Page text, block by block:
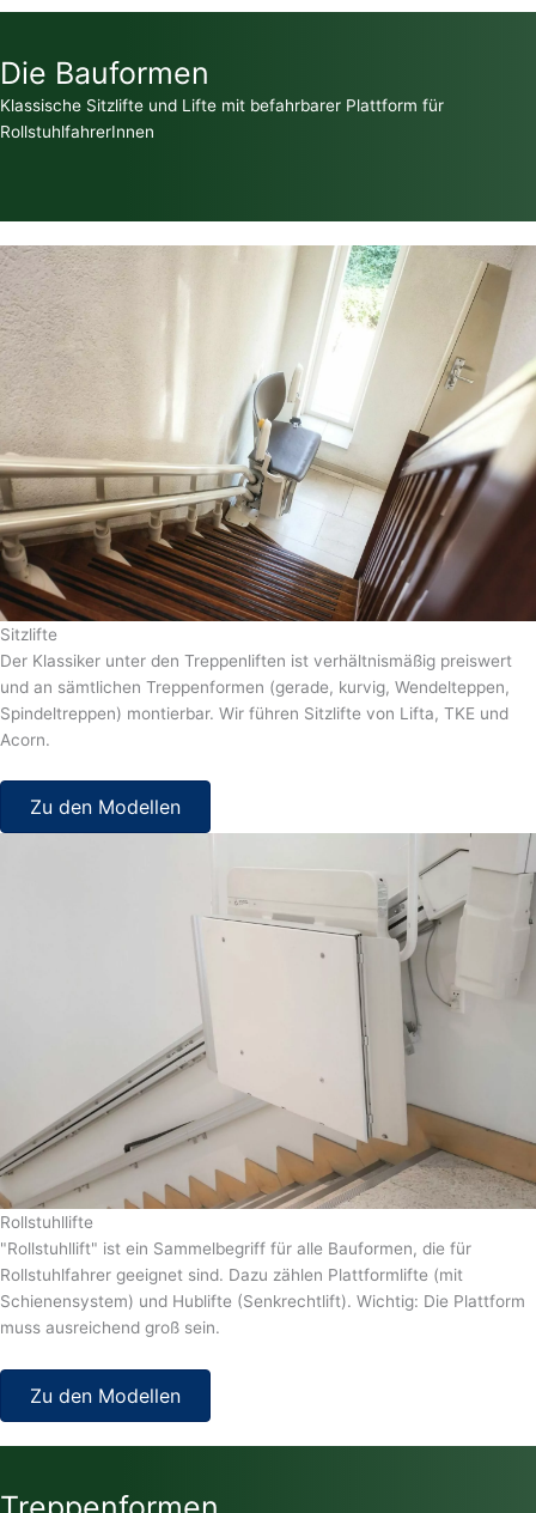
Die Bauformen
Klassische Sitzlifte und Lifte mit befahrbarer Plattform für
RollstuhlfahrerInnen
Sitzlifte
Der Klassiker unter den Treppenliften ist verhältnismäßig preiswert
und an sämtlichen Treppenformen (gerade, kurvig, Wendelteppen,
Spindeltreppen) montierbar. Wir führen Sitzlifte von Lifta, TKE und
Acorn.
Zu den Modellen
Rollstuhllifte
"Rollstuhllift" ist ein Sammelbegriff für alle Bauformen, die für
Rollstuhlfahrer geeignet sind. Dazu zählen Plattformlifte (mit
Schienensystem) und Hublifte (Senkrechtlift). Wichtig: Die Plattform
muss ausreichend groß sein.
Zu den Modellen